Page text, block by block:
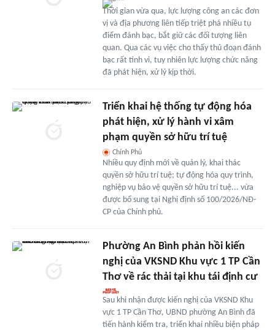
Thời gian vừa qua, lực lượng công an các đơn
vị và địa phương liên tiếp triệt phá nhiều tụ
điểm đánh bạc, bắt giữ các đối tượng liên
quan. Qua các vụ việc cho thấy thủ đoạn đánh
bạc rất tinh vi, tuy nhiên lực lượng chức năng
đã phát hiện, xử lý kịp thời.
Triển khai hệ thống tự động hóa
phát hiện, xử lý hành vi xâm
phạm quyền sở hữu trí tuệ
Chính Phủ
Nhiều quy định mới về quản lý, khai thác
quyền sở hữu trí tuệ; tự động hóa quy trình,
nghiệp vụ bảo vệ quyền sở hữu trí tuệ... vừa
được bổ sung tại Nghị định số 100/2026/NĐ-
CP của Chính phủ.
Phường An Bình phản hồi kiến
nghị của VKSND Khu vực 1 TP Cần
Thơ về rác thải tại khu tái định cư
Sau khi nhận được kiến nghị của VKSND Khu
vực 1 TP Cần Thơ, UBND phường An Bình đã
tiến hành kiểm tra, triển khai nhiều biện pháp